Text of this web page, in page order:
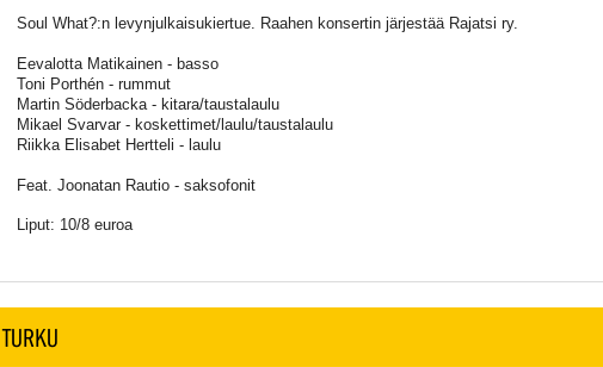
Soul What?:n levynjulkaisukiertue. Raahen konsertin järjestää Rajatsi ry.
Eevalotta Matikainen - basso
Toni Porthén - rummut
Martin Söderbacka - kitara/taustalaulu
Mikael Svarvar - koskettimet/laulu/taustalaulu
Riikka Elisabet Hertteli - laulu
Feat. Joonatan Rautio - saksofonit
Liput: 10/8 euroa
TURKU